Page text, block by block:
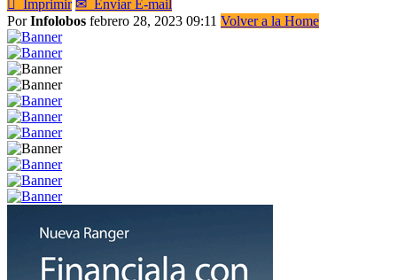
 Imprimir ✉ Enviar E-mail
PorInfolobos febrero 28, 2023 09:11 Volver a la Home